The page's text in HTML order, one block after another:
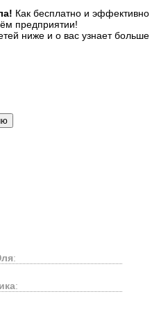
Как бесплатно и эффективно
предприятии!
ниже и о вас узнает больше
:
: